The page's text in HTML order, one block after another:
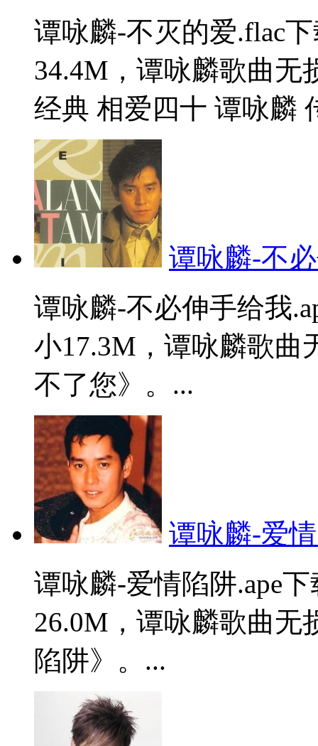
谭咏麟-不灭的爱.flac
34.4M，谭咏麟歌曲无
经典 相爱四十 谭咏麟
谭咏麟-不
谭咏麟-不必伸手给我
小17.3M，谭咏麟歌曲
不了您》。...
谭咏麟-爱
谭咏麟-爱情陷阱.ape
26.0M，谭咏麟歌曲无
陷阱》。...